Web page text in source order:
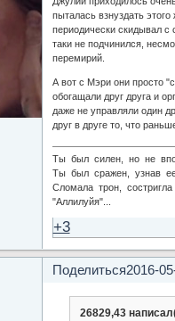
пыталась взнуздать
периодически скидывал с
таки не подчинился,
перемирий.
А вот с Мэри они просто
обогащали друг друга и
даже не управляли один
друг в друге то, что
Ты был силен, но не
Ты был сражен, узнав
Сломала трон,
"Аллилуйя"...
+3
Поделиться2016-
26829,43